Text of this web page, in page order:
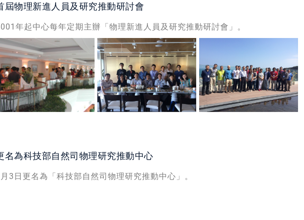
屆物理新進人員及研究推動研討會
年起中心每年定期主辦「物理新進人員及研究推動研討會」。
名為科技部自然司物理研究推動中心
3日更名為「科技部自然司物理研究推動中心」。